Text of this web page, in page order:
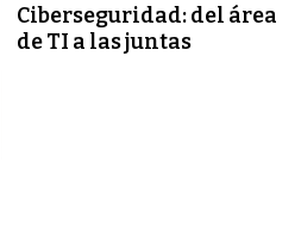
Ciberseguridad: del área
de TI a las juntas